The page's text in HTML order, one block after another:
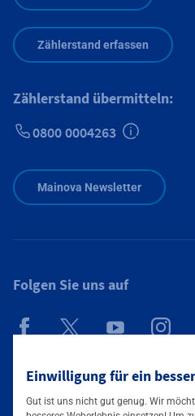
Einwilligung für ein
Gut ist uns nicht gut genug. Wir
Zählerstand erfassen
Zählerstand übermitteln:
0800 0004263
Mainova Newsletter
Folgen Sie uns auf
Mainova App